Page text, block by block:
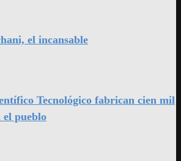
el incansable
Tecnológico fabrican cien mil
el pueblo